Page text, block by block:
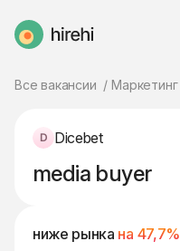
HireHi
Все вакансии Маркетинг
Dicebet
media buyer
ниже рынка на 47,7%